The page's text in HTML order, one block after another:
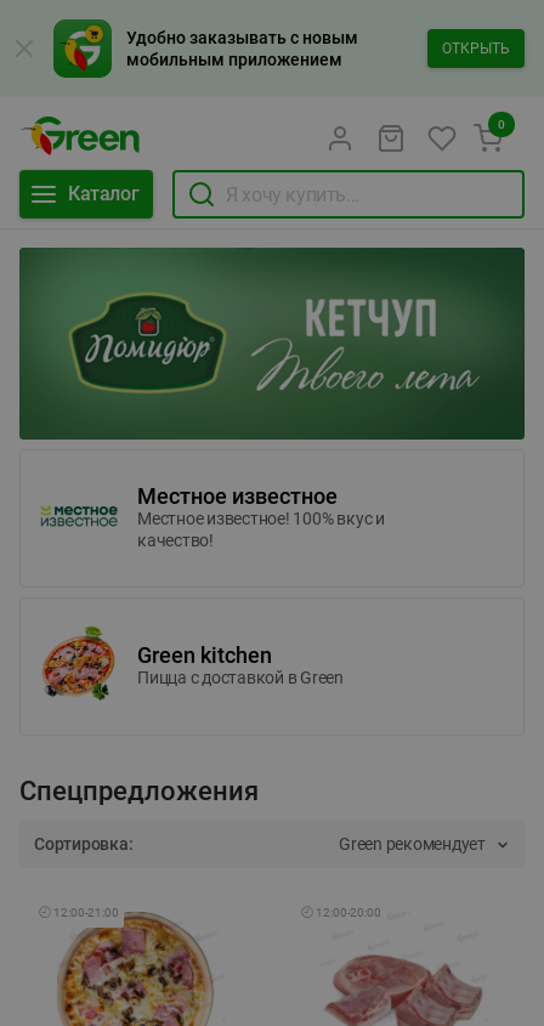
Удобно заказывать с новым
мобильным приложением
ОТКРЫТЬ
Каталог
0
Местное известное
Местное известное! 100% вкус и
качество!
Green kitchen
Пицца c доставкой в Green
Спецпредложения
Сортировка: Green рекомендует
🕘 12:00-21:00 🕘 12:00-20:00